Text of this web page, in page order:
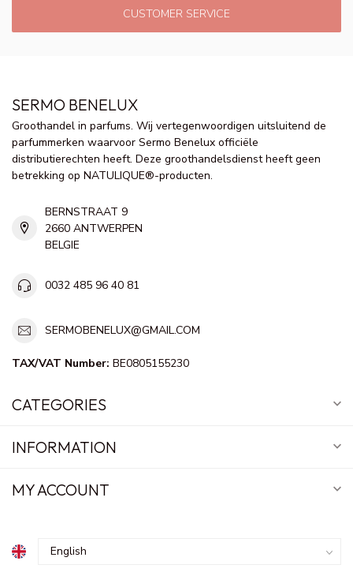
CUSTOMER SERVICE
SERMO BENELUX
Groothandel in parfums. Wij vertegenwoordigen uitsluitend de
parfummerken waarvoor Sermo Benelux officiële
distributierechten heeft. Deze groothandelsdienst heeft geen
betrekking op NATULIQUE®-producten.
BERNSTRAAT 9
2660 ANTWERPEN
BELGIE
0032 485 96 40 81
SERMOBENELUX@GMAIL.COM
TAX/VAT Number: BE0805155230
CATEGORIES
INFORMATION
MY ACCOUNT